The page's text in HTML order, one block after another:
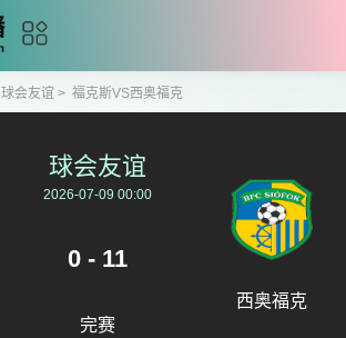
球会友谊 > 福克斯VS西奥福克
球会友谊
2026-07-09 00:00
0 - 11
完赛
西奥福克